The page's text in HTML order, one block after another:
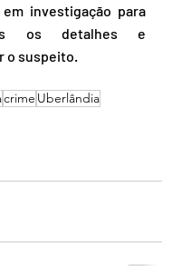
investigação para
os detalhes e
o suspeito.
crime Uberlândia